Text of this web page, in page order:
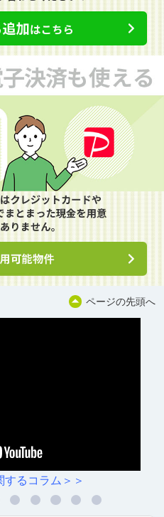
ページの先頭へ
るコラム＞＞